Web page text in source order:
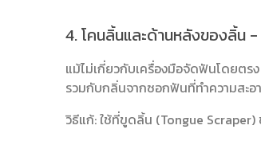
4. โคนลิ้นและด้านหลังของลิ้น
แม้ไม่เกี่ยวกับเครื่องมือจัดฟันโดยต
รวมกับกลิ่นจากซอกฟันที่ทำความสะอ
วิธีแก้: ใช้ที่ขูดลิ้น (Tongue